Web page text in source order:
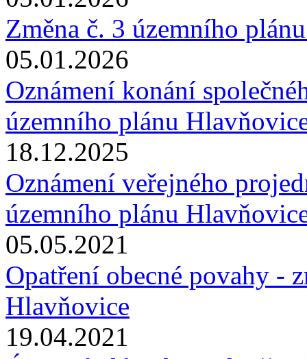
Změna č. 3 územního
05.01.2026
Oznámení konání
územního plánu
18.12.2025
Oznámení veřejného
územního plánu
05.05.2021
Opatření obecné povahy -
Hlavňovice
19.04.2021